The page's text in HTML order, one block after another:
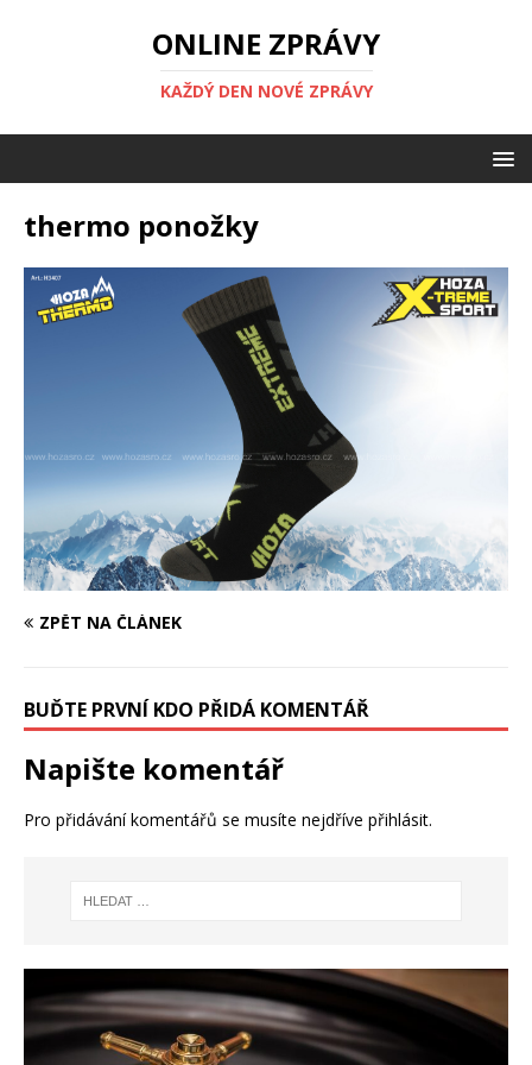
ONLINE ZPRÁVY
KAŽDÝ DEN NOVÉ ZPRÁVY
thermo ponožky
ZPĚT NA ČLÁNEK
BUĎTE PRVNÍ KDO PŘIDÁ KOMENTÁŘ
Napište komentář
Pro přidávání komentářů se musíte nejdříve přihlásit.